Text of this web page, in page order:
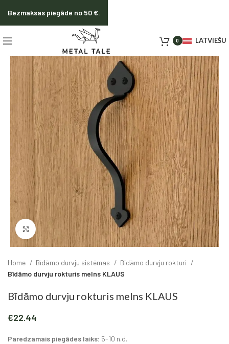
0 LATVIEŠU
Click to enlarge
Home Bīdāmo durvju sistēmas
Bīdāmo durvju rokturi
Bīdāmo durvju rokturis melns KLAUS
Bīdāmo durvju rokturis melns KLAUS
€22.44
Paredzamais piegādes laiks: 5-10 n.d.
Bezmaksas piegāde no 50 €.